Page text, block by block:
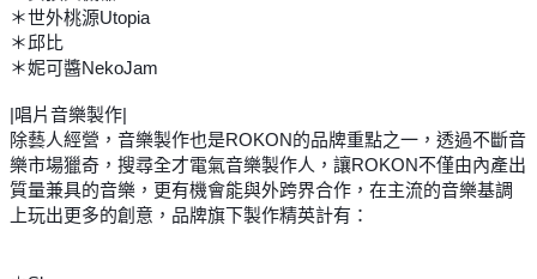
＊世外桃源Utopia
＊邱比
＊妮可醬NekoJam
|唱片音樂製作|
除藝人經營，音樂製作也是ROKON的品牌重點之一，透過不斷音
樂市場獵奇，搜尋全才電氣音樂製作人，讓ROKON不僅由內產出
質量兼具的音樂，更有機會能與外跨界合作，在主流的音樂基調
上玩出更多的創意，品牌旗下製作精英計有：